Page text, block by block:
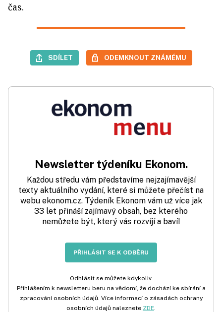
čas.
SDÍLET ODEMKNOUT ZNÁMÉMU
Newsletter týdeníku Ekonom.
Každou středu vám představíme nejzajímavější
texty aktuálního vydání, které si můžete přečíst na
webu ekonom.cz. Týdeník Ekonom vám už více jak
33 let přináší zajímavý obsah, bez kterého
nemůžete být, který vás rozvíjí a baví!
PŘIHLÁSIT SE K ODBĚRU
Odhlásit se můžete kdykoliv.
Přihlášením k newsletteru beru na vědomí, že dochází ke sbírání a
zpracování osobních údajů. Více informací o zásadách ochrany
osobních údajů naleznete ZDE